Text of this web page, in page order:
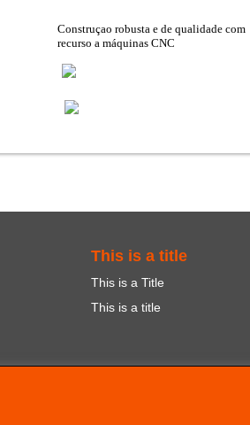
Construçao robusta e de qualidade com
recurso a máquinas CNC
This is a title
This is a Title
This is a title